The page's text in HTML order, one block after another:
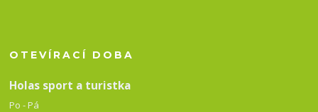
OTEVÍRACÍ DOBA
Holas sport a turistka
Po - Pá